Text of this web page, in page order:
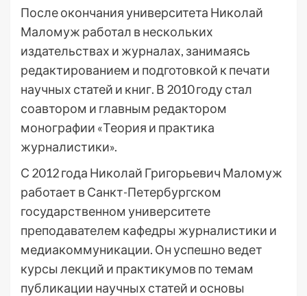
После окончания университета Николай
Маломуж работал в нескольких
издательствах и журналах, занимаясь
редактированием и подготовкой к печати
научных статей и книг. В 2010 году стал
соавтором и главным редактором
монографии «Теория и практика
журналистики».
С 2012 года Николай Григорьевич Маломуж
работает в Санкт-Петербургском
государственном университете
преподавателем кафедры журналистики и
медиакоммуникации. Он успешно ведет
курсы лекций и практикумов по темам
публикации научных статей и основы